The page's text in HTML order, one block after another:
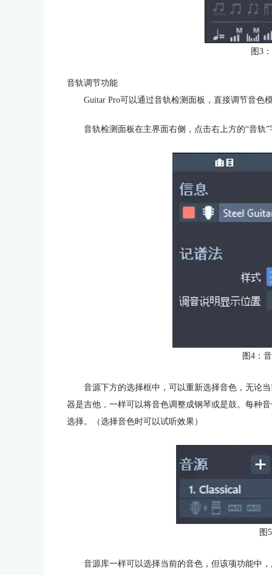
图3
音轨调节功能
Guitar Pro可以通过音轨检测面板，直接调节音色
音轨检测面板在主界面右侧，点击右上方的“音轨
图4：
音源下方的选择框中，可以重新选择音色，无论
器是吉他，一样可以将音色调整成钢琴或是鼓。每种
选择。（选择音色时可以试听效果）
图
音源库一样可以选择当前的音色，但该项功能中